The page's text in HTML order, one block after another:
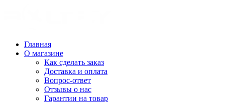
Главная
О магазине
Как сделать заказ
Доставка и оплата
Вопрос-ответ
Отзывы о нас
Гарантии на товар